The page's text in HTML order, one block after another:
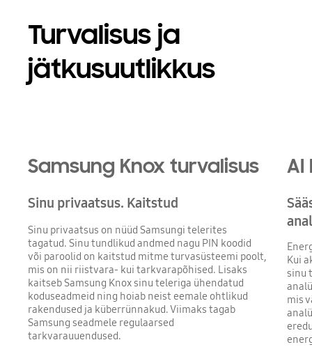
Turvalisus ja
jätkusuutlikkus
Samsung Knox turvalisus
Sinu privaatsus. Kaitstud
Sinu privaatsus on nüüd Samsungi telerites
tagatud. Sinu tundlikud andmed nagu PIN koodid
või paroolid on kaitstud mitme turvasüsteemi poolt,
mis on nii riistvara- kui tarkvarapõhised. Lisaks
kaitseb Samsung Knox sinu teleriga ühendatud
koduseadmeid ning hoiab neist eemale ohtlikud
rakendused ja küberrünnakud. Viimaks tagab
Samsung seadmele regulaarsed
tarkvarauuendused.
AI
Kui
sinu
mis